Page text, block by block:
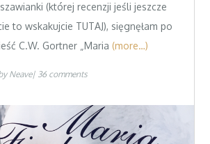
(której recenzji jeśli jeszcze
to wskakujcie TUTAJ), sięgnęłam po
C.W. Gortner „Maria (more…)
Neave 36 comments